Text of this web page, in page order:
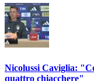
Nicolussi Caviglia:
quattro chiacchere"